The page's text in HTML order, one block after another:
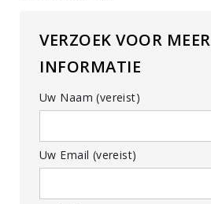
VERZOEK VOOR MEER
INFORMATIE
Uw Naam (vereist)
Uw Email (vereist)